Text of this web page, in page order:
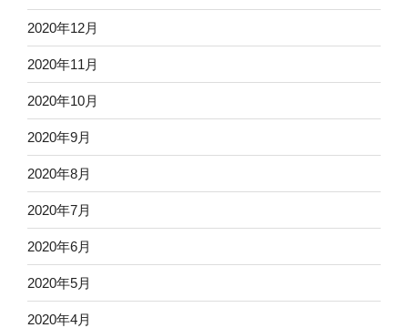
2020年12月
2020年11月
2020年10月
2020年9月
2020年8月
2020年7月
2020年6月
2020年5月
2020年4月